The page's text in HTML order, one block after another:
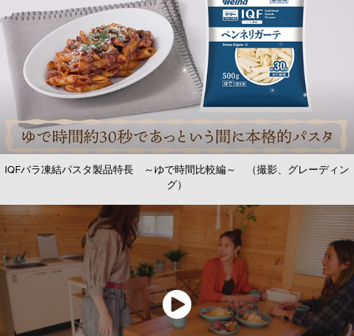
IQFバラ凍結パスタ製品特長 ～ゆで時間比較編～ （撮影、グレーディン
グ）